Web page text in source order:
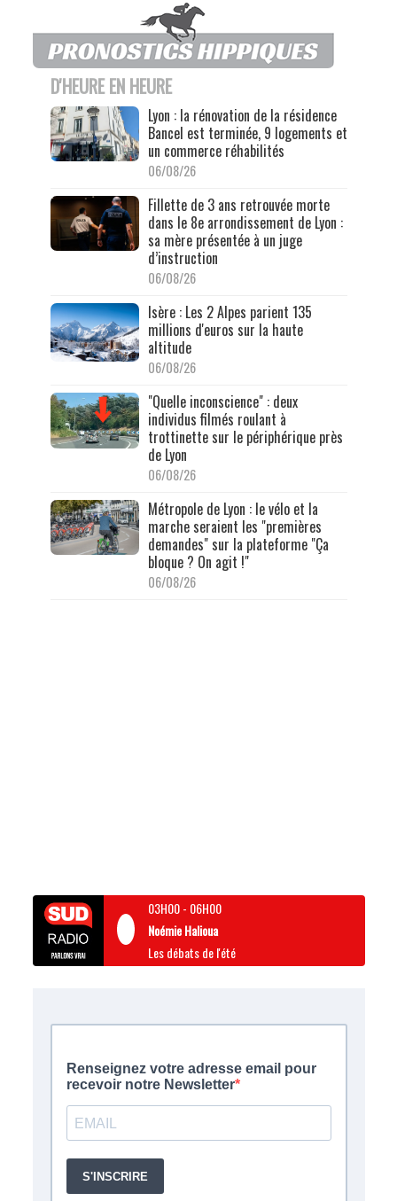
D'HEURE EN HEURE
Lyon : la rénovation de la résidence
Bancel est terminée, 9 logements et
un commerce réhabilités
06/08/26
Fillette de 3 ans retrouvée morte
dans le 8e arrondissement de Lyon :
sa mère présentée à un juge
d’instruction
06/08/26
Isère : Les 2 Alpes parient 135
millions d'euros sur la haute
altitude
06/08/26
"Quelle inconscience" : deux
individus filmés roulant à
trottinette sur le périphérique près
de Lyon
06/08/26
Métropole de Lyon : le vélo et la
marche seraient les "premières
demandes" sur la plateforme "Ça
bloque ? On agit !"
06/08/26
03H00- 06H00
Noémie Halioua
Les débats de l'été